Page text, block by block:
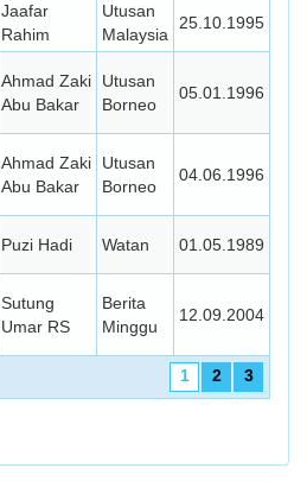
Jaafar
Rahim
Utusan
Malaysia
25.10.1995
Ahmad Zaki
Abu Bakar
Utusan
Borneo
05.01.1996
Ahmad Zaki
Abu Bakar
Utusan
Borneo
04.06.1996
Puzi Hadi Watan 01.05.1989
Sutung
Umar RS
Berita
Minggu
12.09.2004
1 2 3